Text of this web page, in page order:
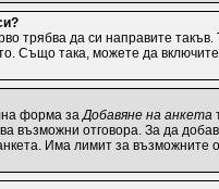
трябва да си направите
Също така, можете да
форма заДобавяне на анкета
възможни отговора. За да
Има лимит за